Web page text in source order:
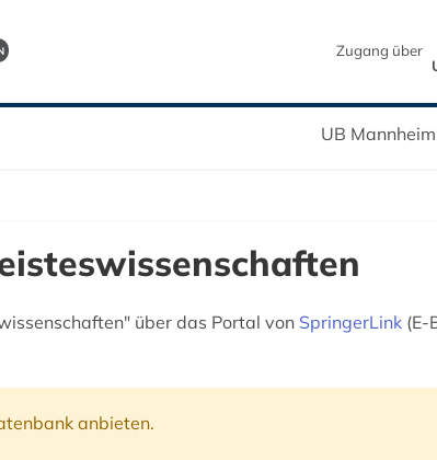
Zugang über
UB Mannheim
über das Portal von SpringerLink (E-
anbieten.